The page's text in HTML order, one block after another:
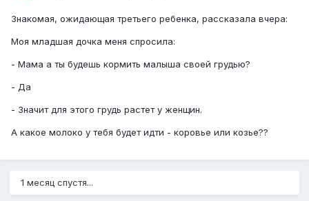
Знакомая, ожидающая третьего ребенка, рассказала вчера:
Моя младшая дочка меня спросила:
- Мама а ты будешь кормить малыша своей грудью?
- Да
- Значит для этого грудь растет у женщин.
А какое молоко у тебя будет идти - коровье или козье??
1 месяц спустя...